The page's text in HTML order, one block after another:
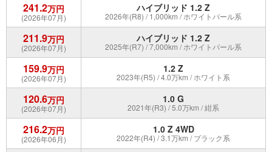
241.2万円
(2026年07月)
ハイブリッド 1.2 Z
2026年(R8) / 1,000km / ホワイトパール系
211.9万円
(2026年07月)
ハイブリッド 1.2 Z
2025年(R7) / 7,000km / ホワイトパール系
159.9万円
(2026年07月)
1.2 Z
2023年(R5) / 4.0万km / ホワイト系
120.6万円
(2026年07月)
1.0 G
2021年(R3) / 5.0万km / 紺系
216.2万円
(2026年06月)
1.0 Z 4WD
2022年(R4) / 3.1万km / ブラック系